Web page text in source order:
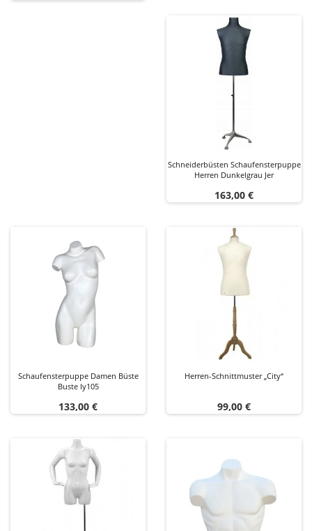
Schneiderbüsten Schaufensterpuppe
Herren Dunkelgrau Jer
Preis
163,00 €
Schaufensterpuppe Damen Büste
Buste Iy105
Preis
133,00 €
Herren-Schnittmuster „City“
Preis
99,00 €